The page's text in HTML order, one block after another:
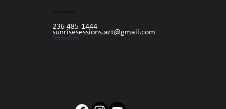
236 485-1444
sunrisesessions.art@gmail.com
Collaborate + Connect